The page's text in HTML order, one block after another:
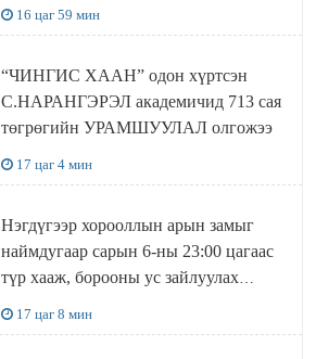
16 цаг 59 мин
“ЧИНГИС ХААН” одон хүртсэн
С.НАРАНГЭРЭЛ академичид 713 сая
төгрөгийн УРАМШУУЛАЛ олгожээ
17 цаг 4 мин
Нэгдүгээр хорооллын арын замыг
наймдугаар сарын 6-ны 23:00 цагаас
түр хааж, борооны ус зайлуулах
17 цаг 8 мин